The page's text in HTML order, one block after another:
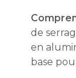
de
en
base